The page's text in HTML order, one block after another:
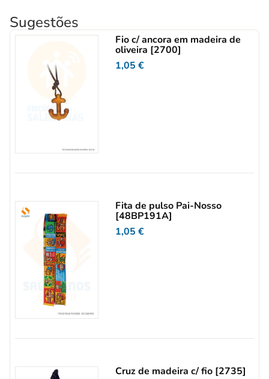
Sugestões
Fio c/ ancora em madeira de
oliveira [2700]
1,05€
Fita de pulso Pai-Nosso
[48BP191A]
1,05€
Cruz de madeira c/ fio [2735]